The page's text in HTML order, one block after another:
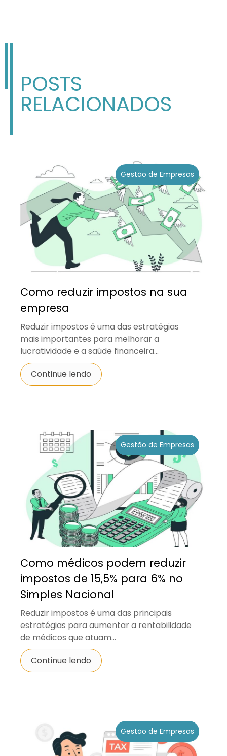
POSTS
RELACIONADOS
Gestão de Empresas
Como reduzir impostos na sua
empresa
Reduzir impostos é uma das estratégias
mais importantes para melhorar a
lucratividade e a saúde financeira...
Continue lendo
Gestão de Empresas
Como médicos podem reduzir
impostos de 15,5% para 6% no
Simples Nacional
Reduzir impostos é uma das principais
estratégias para aumentar a rentabilidade
de médicos que atuam...
Continue lendo
Gestão de Empresas